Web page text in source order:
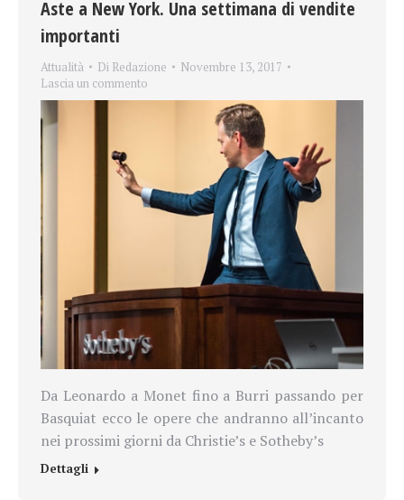
Aste a New York. Una settimana di vendite
importanti
Attualità Di Redazione
Novembre 13, 2017
Lascia un commento
Da Leonardo a Monet fino a Burri passando per
Basquiat ecco le opere che andranno all’incanto
nei prossimi giorni da Christie’s e Sotheby’s
Dettagli